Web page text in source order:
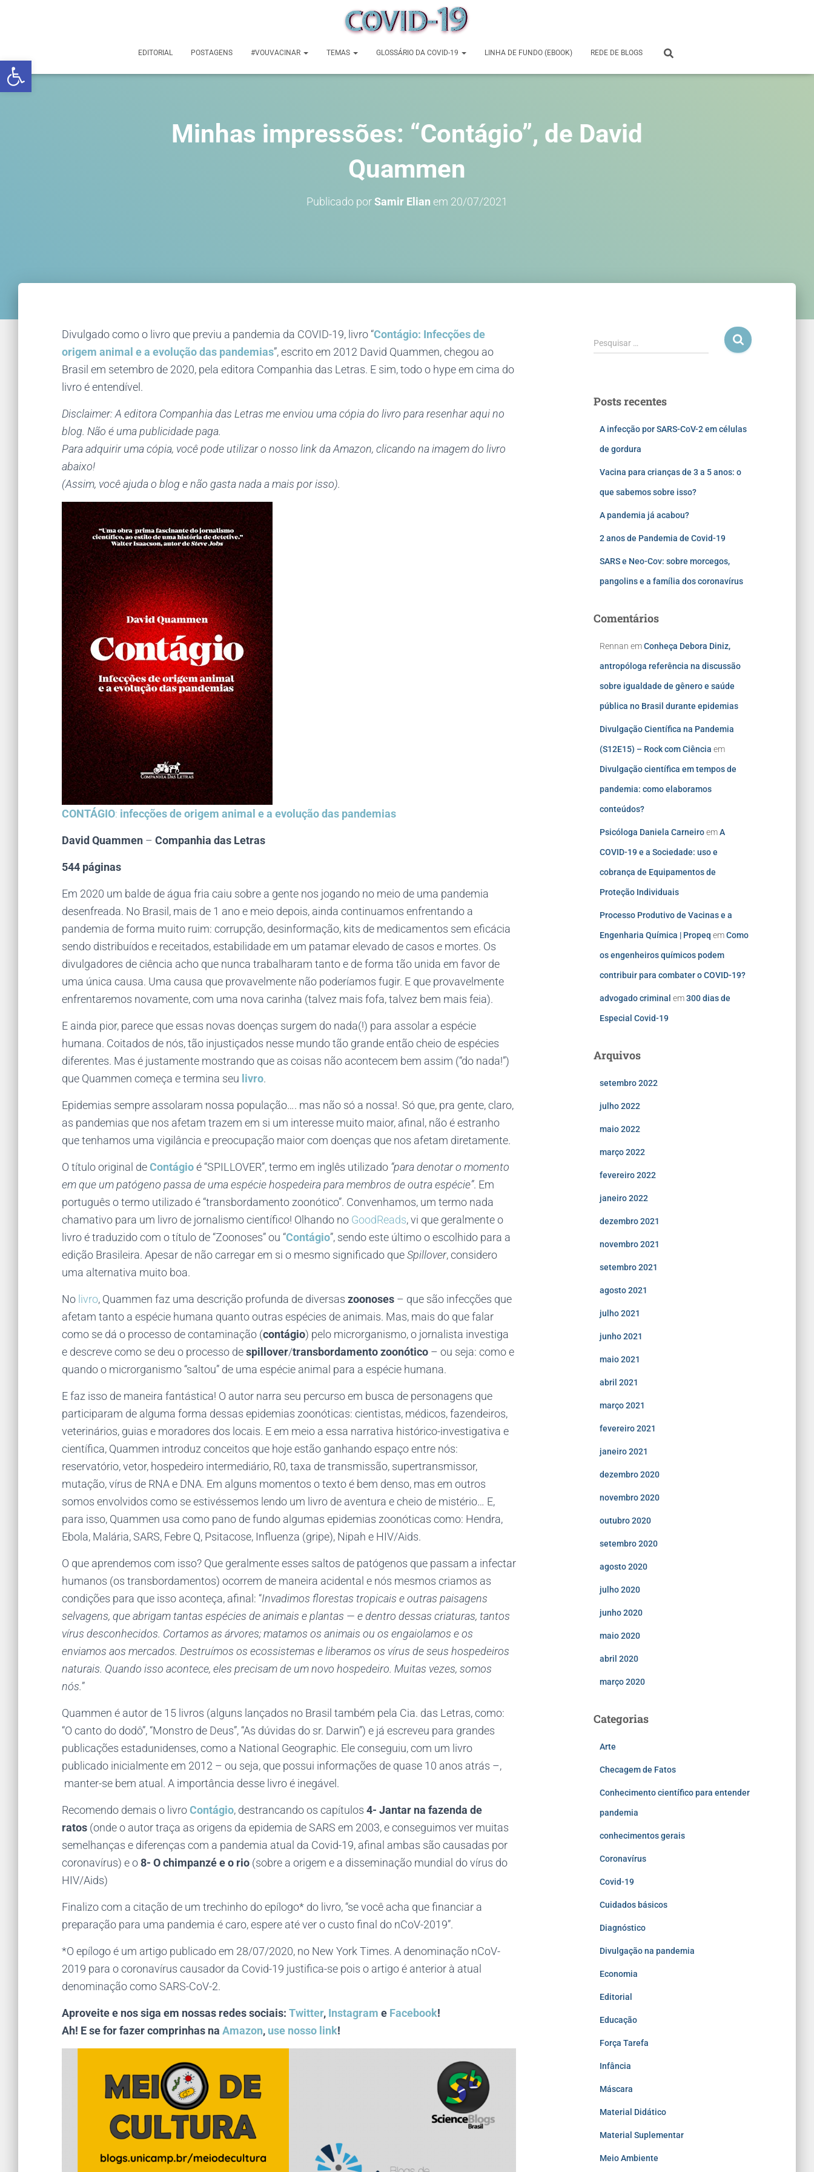
Abrir a barra de ferramentas
EDITORIAL POSTAGENS #VOUVACINAR TEMAS GLOSSÁRIO DA COVID-19 LINHA DE FUNDO (EBOOK) REDE DE BLOGS
Minhas impressões: “Contágio”, de David
Quammen
Publicado porSamir Elian em 20/07/2021
Divulgado como o livro que previu a pandemia da COVID-19, livro “Contágio: Infecções de
origem animal e a evolução das pandemias”, escrito em 2012 David Quammen, chegou ao
Brasil em setembro de 2020, pela editora Companhia das Letras. E sim, todo o hype em cima do
livro é entendível.
Disclaimer: A editora Companhia das Letras me enviou uma cópia do livro para resenhar aqui no
blog. Não é uma publicidade paga.
Para adquirir uma cópia, você pode utilizar o nosso link da Amazon, clicando na imagem do livro
abaixo!
(Assim, você ajuda o blog e não gasta nada a mais por isso).
CONTÁGIO: infecções de origem animal e a evolução das pandemias
David Quammen – Companhia das Letras
544 páginas
Em 2020 um balde de água fria caiu sobre a gente nos jogando no meio de uma pandemia
desenfreada. No Brasil, mais de 1 ano e meio depois, ainda continuamos enfrentando a
pandemia de forma muito ruim: corrupção, desinformação, kits de medicamentos sem eficácia
sendo distribuídos e receitados, estabilidade em um patamar elevado de casos e mortes. Os
divulgadores de ciência acho que nunca trabalharam tanto e de forma tão unida em favor de
uma única causa. Uma causa que provavelmente não poderíamos fugir. E que provavelmente
enfrentaremos novamente, com uma nova carinha (talvez mais fofa, talvez bem mais feia).
E ainda pior, parece que essas novas doenças surgem do nada(!) para assolar a espécie
humana. Coitados de nós, tão injustiçados nesse mundo tão grande então cheio de espécies
diferentes. Mas é justamente mostrando que as coisas não acontecem bem assim (“do nada!”)
que Quammen começa e termina seu livro.
Epidemias sempre assolaram nossa população…. mas não só a nossa!. Só que, pra gente, claro,
as pandemias que nos afetam trazem em si um interesse muito maior, afinal, não é estranho
que tenhamos uma vigilância e preocupação maior com doenças que nos afetam diretamente.
O título original deContágioé “SPILLOVER”, termo em inglês utilizado “para denotar o momento
em que um patógeno passa de uma espécie hospedeira para membros de outra espécie”. Em
português o termo utilizado é “transbordamento zoonótico”. Convenhamos, um termo nada
chamativo para um livro de jornalismo científico! Olhando no GoodReads, vi que geralmente o
livro é traduzido com o título de “Zoonoses” ou “Contágio”, sendo este último o escolhido para a
edição Brasileira. Apesar de não carregar em si o mesmo significado queSpillover, considero
uma alternativa muito boa.
No livro, Quammen faz uma descrição profunda de diversas zoonoses – que são infecções que
afetam tanto a espécie humana quanto outras espécies de animais. Mas, mais do que falar
como se dá o processo de contaminação (contágio) pelo microrganismo, o jornalista investiga
e descreve como se deu o processo despillover/transbordamento zoonótico – ou seja: como e
quando o microrganismo “saltou” de uma espécie animal para a espécie humana.
E faz isso de maneira fantástica! O autor narra seu percurso em busca de personagens que
participaram de alguma forma dessas epidemias zoonóticas: cientistas, médicos, fazendeiros,
veterinários, guias e moradores dos locais. E em meio a essa narrativa histórico-investigativa e
científica, Quammen introduz conceitos que hoje estão ganhando espaço entre nós:
reservatório, vetor, hospedeiro intermediário, R0, taxa de transmissão, supertransmissor,
mutação, vírus de RNA e DNA. Em alguns momentos o texto é bem denso, mas em outros
somos envolvidos como se estivéssemos lendo um livro de aventura e cheio de mistério… E,
para isso, Quammen usa como pano de fundo algumas epidemias zoonóticas como: Hendra,
Ebola, Malária, SARS, Febre Q, Psitacose, Influenza (gripe), Nipah e HIV/Aids.
O que aprendemos com isso? Que geralmente esses saltos de patógenos que passam a infectar
humanos (os transbordamentos) ocorrem de maneira acidental e nós mesmos criamos as
condições para que isso aconteça, afinal: “Invadimos florestas tropicais e outras paisagens
selvagens, que abrigam tantas espécies de animais e plantas — e dentro dessas criaturas, tantos
vírus desconhecidos. Cortamos as árvores; matamos os animais ou os engaiolamos e os
enviamos aos mercados. Destruímos os ecossistemas e liberamos os vírus de seus hospedeiros
naturais. Quando isso acontece, eles precisam de um novo hospedeiro. Muitas vezes, somos
nós.”
Quammen é autor de 15 livros (alguns lançados no Brasil também pela Cia. das Letras, como:
“O canto do dodô”, “Monstro de Deus”, “As dúvidas do sr. Darwin”) e já escreveu para grandes
publicações estadunidenses, como a National Geographic. Ele conseguiu, com um livro
publicado inicialmente em 2012 – ou seja, que possui informações de quase 10 anos atrás –,
manter-se bem atual. A importância desse livro é inegável.
Recomendo demais o livroContágio, destrancando os capítulos 4- Jantar na fazenda de
ratos (onde o autor traça as origens da epidemia de SARS em 2003, e conseguimos ver muitas
semelhanças e diferenças com a pandemia atual da Covid-19, afinal ambas são causadas por
coronavírus) e o8- O chimpanzé e o rio (sobre a origem e a disseminação mundial do vírus do
HIV/Aids)
Finalizo com a citação de um trechinho do epílogo* do livro, “se você acha que financiar a
preparação para uma pandemia é caro, espere até ver o custo final do nCoV-2019”.
*O epílogo é um artigo publicado em 28/07/2020, no New York Times. A denominação nCoV-
2019 para o coronavírus causador da Covid-19 justifica-se pois o artigo é anterior à atual
denominação como SARS-CoV-2.
Aproveite e nos siga em nossas redes sociais: Twitter, Instagram e Facebook!
Ah! E se for fazer comprinhas na Amazon, use nosso link!
Pesquisar …
Posts recentes
A infecção por SARS-CoV-2 em células
de gordura
Vacina para crianças de 3 a 5 anos: o
que sabemos sobre isso?
A pandemia já acabou?
2 anos de Pandemia de Covid-19
SARS e Neo-Cov: sobre morcegos,
pangolins e a família dos coronavírus
Comentários
Rennan emConheça Debora Diniz,
antropóloga referência na discussão
sobre igualdade de gênero e saúde
pública no Brasil durante epidemias
Divulgação Científica na Pandemia
(S12E15) – Rock com Ciência em
Divulgação científica em tempos de
pandemia: como elaboramos
conteúdos?
Psicóloga Daniela CarneiroemA
COVID-19 e a Sociedade: uso e
cobrança de Equipamentos de
Proteção Individuais
Processo Produtivo de Vacinas e a
Engenharia Química | Propeq emComo
os engenheiros químicos podem
contribuir para combater o COVID-19?
advogado criminal em300 dias de
Especial Covid-19
Arquivos
setembro 2022
julho 2022
maio 2022
março 2022
fevereiro 2022
janeiro 2022
dezembro 2021
novembro 2021
setembro 2021
agosto 2021
julho 2021
junho 2021
maio 2021
abril 2021
março 2021
fevereiro 2021
janeiro 2021
dezembro 2020
novembro 2020
outubro 2020
setembro 2020
agosto 2020
julho 2020
junho 2020
maio 2020
abril 2020
março 2020
Categorias
Arte
Checagem de Fatos
Conhecimento científico para entender
pandemia
conhecimentos gerais
Coronavírus
Covid-19
Cuidados básicos
Diagnóstico
Divulgação na pandemia
Economia
Editorial
Educação
Força Tarefa
Infância
Máscara
Material Didático
Material Suplementar
Meio Ambiente